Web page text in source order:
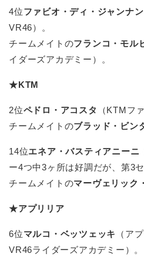
4位ファビオ・ディ・ジャンナ
VR46）。
チームメイトのフランコ・モル
イダーズアカデミー）。
★KTM
2位ペドロ・アコスタ
（KTMフ
チームメイトのブラッド・ビン
14位エネア・バスティアニーニ
ー4つ中3ヶ所は好調だが、第3
チームメイトのマーヴェリック
★アプリリア
6位マルコ・ベッツェッキ
（ア
VR46ライダーズアカデミー）。